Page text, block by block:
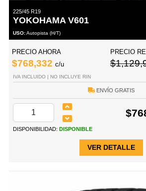
225/45 R19
YOKOHAMA V601
USO:Autopista (H/T)
PRECIO AHORA
$768,332 c/u
PRECIO
IVA INCLUIDO | NO INCLUYE RIN
ENVÍO GRATIS
DISPONIBILIDAD: DISPONIBLE
VER DETALLE